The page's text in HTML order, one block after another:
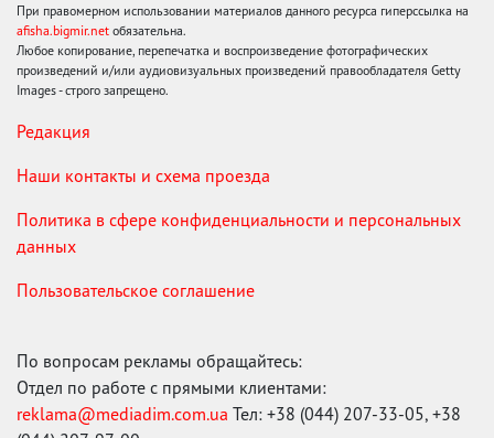
При правомерном использовании материалов данного ресурса гиперссылка на
afisha.bigmir.net обязательна.
Любое копирование, перепечатка и воспроизведение фотографических
произведений и/или аудиовизуальных произведений правообладателя Getty
Images - строго запрещено.
Редакция
Наши контакты и схема проезда
Политика в сфере конфиденциальности и персональных
данных
Пользовательское соглашение
По вопросам рекламы обращайтесь:
Отдел по работе с прямыми клиентами:
reklama@mediadim.com.ua Тел: +38 (044) 207-33-05, +38